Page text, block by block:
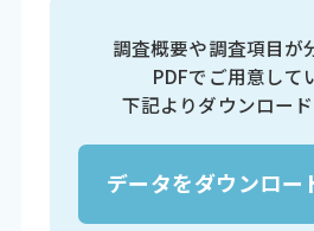
調査概要や調査項目が
PDFでご用意して
下記よりダウンロード
データをダウンロー